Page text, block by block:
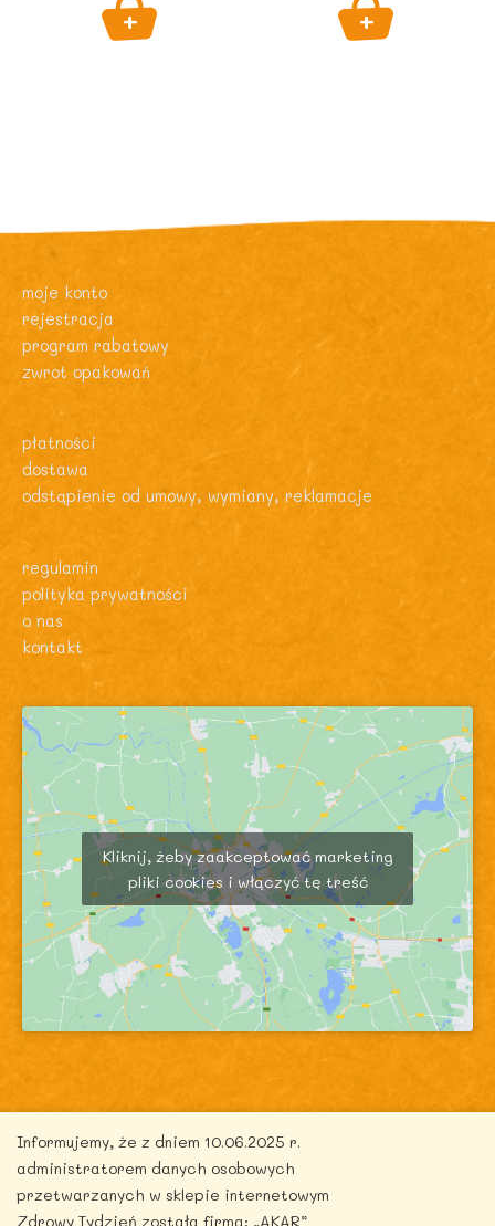
moje konto
rejestracja
program rabatowy
zwrot opakowań
płatności
dostawa
odstąpienie od umowy, wymiany, reklamacje
regulamin
polityka prywatności
o nas
kontakt
Kliknij, żeby zaakceptować marketing
pliki cookies i włączyć tę treść
Copyright © 2026 zdrowytydzien.pl | Powered by
ITentego.pl
Informujemy, że z dniem 10.06.2025 r.
administratorem danych osobowych
przetwarzanych w sklepie internetowym
Zdrowy Tydzień została firma: „AKAR”